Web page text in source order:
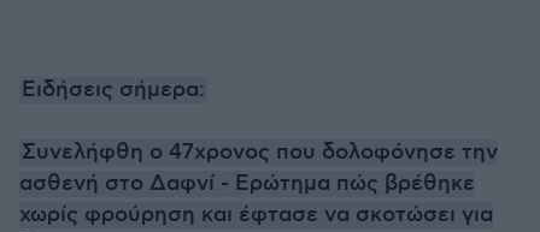
Ειδήσεις σήμερα:
Συνελήφθη ο 47χρονος που δολοφόνησε την
ασθενή στο Δαφνί - Ερώτημα πώς βρέθηκε
χωρίς φρούρηση και έφτασε να σκοτώσει για